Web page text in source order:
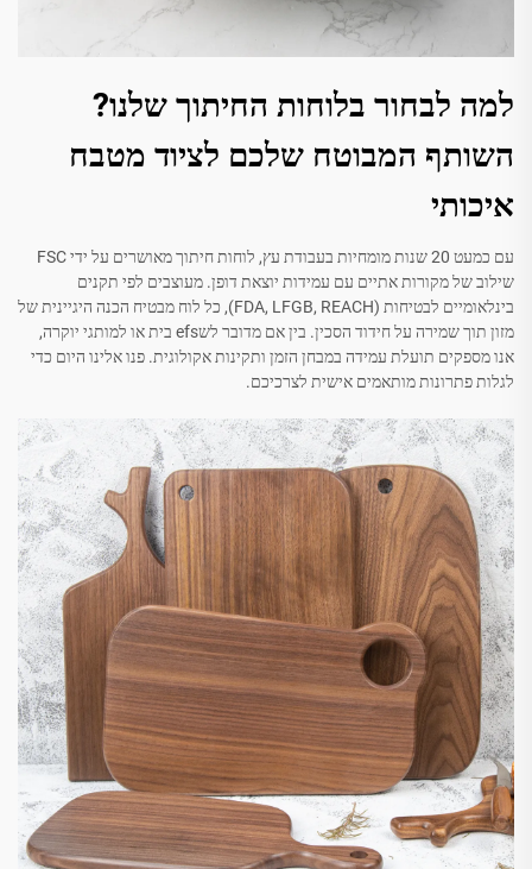
למה לבחור בלוחות החיתוך שלנו?
השותף המבוטח שלכם לציוד מטבח
איכותי
עם כמעט 20 שנות מומחיות בעבודת עץ, לוחות חיתוך מאושרים על ידי FSC
שילוב של מקורות אתיים עם עמידות יוצאת דופן. מעוצבים לפי תקנים
בינלאומיים לבטיחות (FDA, LFGB, REACH), כל לוח מבטיח הכנה היגיינית של
מזון תוך שמירה על חידוד הסכין. בין אם מדובר לשefs בית או למותגי יוקרה,
אנו מספקים תועלת עמידה במבחן הזמן ותקינות אקולוגית. פנו אלינו היום כדי
לגלות פתרונות מותאמים אישית לצרכיכם.